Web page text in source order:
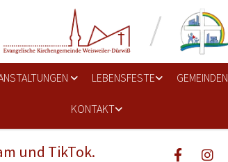
LEBENSFESTE GEMEINDEN
KONTAKT
und TikTok.